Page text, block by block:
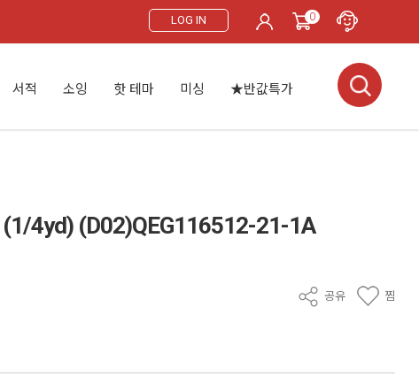
LOG IN 0
서적 소잉 핫 테마 미싱 ★반값특가
(1/4yd) (D02)QEG116512-21-1A
공유 찜